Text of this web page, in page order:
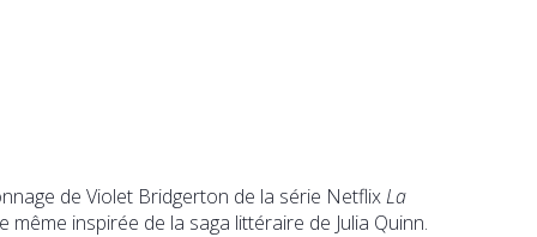
de Violet Bridgerton de la série NetflixLa
même inspirée de la saga littéraire de Julia Quinn.